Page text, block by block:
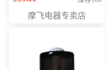
摩飞电器专卖店